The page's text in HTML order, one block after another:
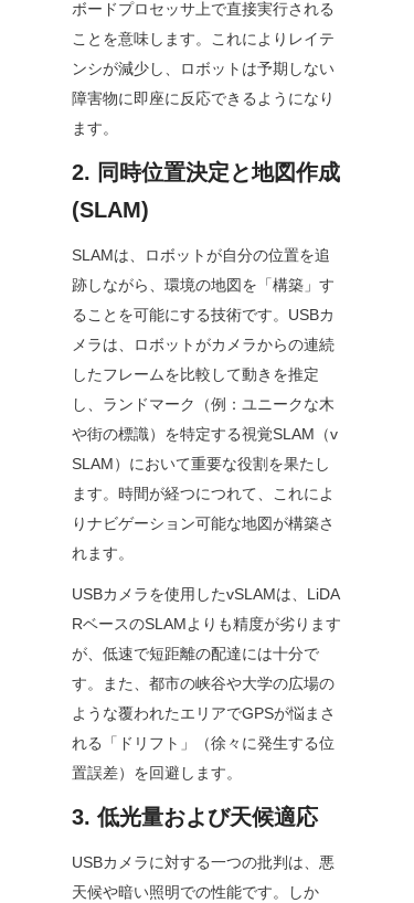
ボードプロセッサ上で直接実行される
ことを意味します。これによりレイテ
ンシが減少し、ロボットは予期しない
障害物に即座に反応できるようになり
ます。
2. 同時位置決定と地図作成
(SLAM)
SLAMは、ロボットが自分の位置を追
跡しながら、環境の地図を「構築」す
ることを可能にする技術です。USBカ
メラは、ロボットがカメラからの連続
したフレームを比較して動きを推定
し、ランドマーク（例：ユニークな木
や街の標識）を特定する視覚SLAM（v
SLAM）において重要な役割を果たし
ます。時間が経つにつれて、これによ
りナビゲーション可能な地図が構築さ
れます。
USBカメラを使用したvSLAMは、LiDA
RベースのSLAMよりも精度が劣ります
が、低速で短距離の配達には十分で
す。また、都市の峡谷や大学の広場の
ような覆われたエリアでGPSが悩まさ
れる「ドリフト」（徐々に発生する位
置誤差）を回避します。
3. 低光量および天候適応
USBカメラに対する一つの批判は、悪
天候や暗い照明での性能です。しか